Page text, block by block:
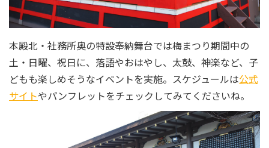
本殿北・社務所奥の特設奉納舞台では梅まつり期間中の
土・日曜、祝日に、落語やおはやし、太鼓、神楽など、子
どもも楽しめそうなイベントを実施。スケジュールは公式
サイトやパンフレットをチェックしてみてくださいね。